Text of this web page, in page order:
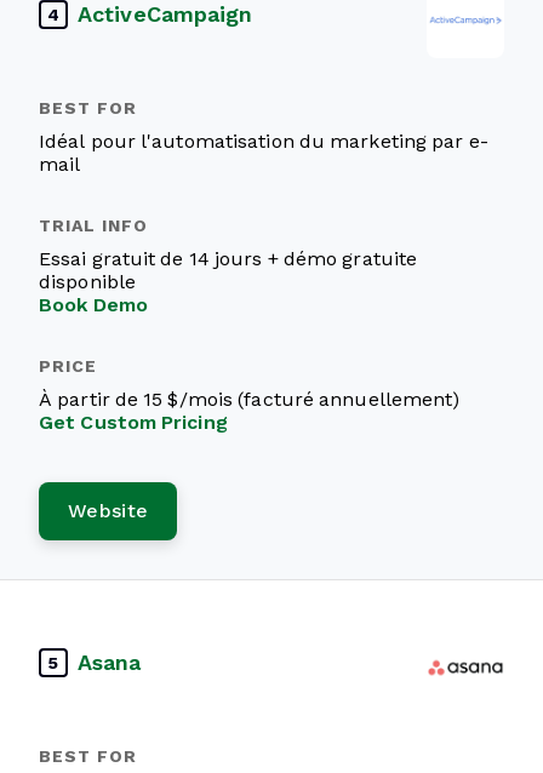
4 ActiveCampaign
Idéal pour l'automatisation du marketing par e-
mail
Essai gratuit de 14 jours + démo gratuite
disponible
Book Demo
À partir de 15 $/mois (facturé annuellement)
Get Custom Pricing
Website
5 Asana